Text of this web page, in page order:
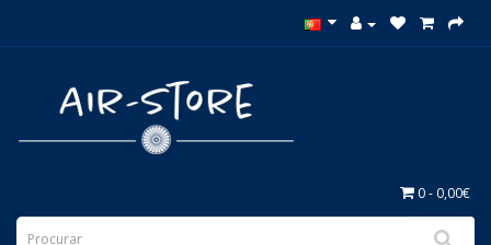
0 - 0,00€